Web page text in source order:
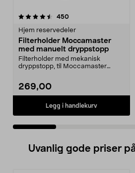
450anmeldelser
Hjem reservedeler
Filterholder Moccamaster
med manuelt dryppstopp
Filterholder med mekanisk
dryppstopp, til Moccamaster
269,00
Legg i handlekurv
4.5 av 5 stjerner
Uvanlig gode priser